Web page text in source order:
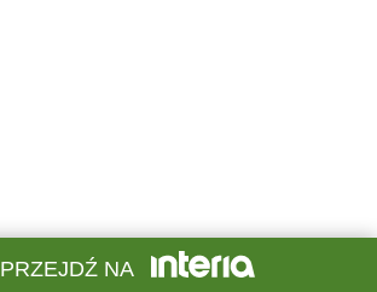
PRZEJDŹ NA